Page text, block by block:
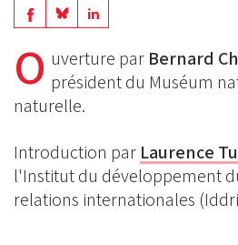
Share
on
Facebook
Share
BlueSky
Share
Linkedin
O uverture par Bernard
président du Muséum
naturelle.
Introduction par Laurence
l'Institut du développement
relations internationales